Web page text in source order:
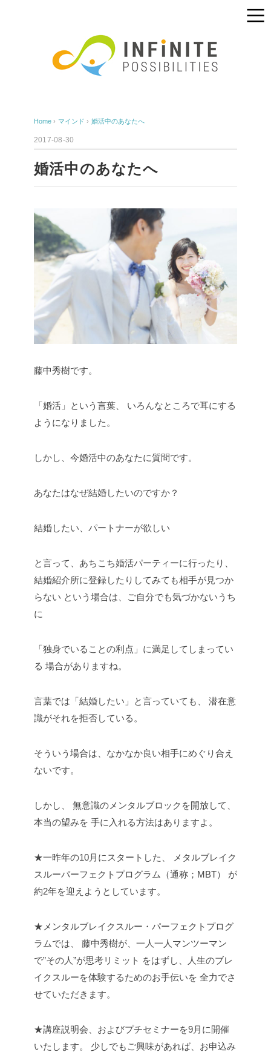
Home › マインド › 婚活中のあなたへ
2017-08-30
婚活中のあなたへ
藤中秀樹です。
「婚活」という言葉、
いろんなところで耳にする
ようになりました。
しかし、今婚活中のあなたに質問です。
あなたはなぜ結婚したいのですか？
結婚したい、パートナーが欲しい
と言って、あちこち婚活パーティーに行ったり、
結婚紹介所に登録したりしてみても相手が見つか
らない という場合は、ご自分でも気づかないうち
に
「独身でいることの利点」に満足してしまってい
る 場合がありますね。
言葉では「結婚したい」と言っていても、
潜在意
識がそれを拒否している。
そういう場合は、なかなか良い相手にめぐり合え
ないです。
しかし、
無意識のメンタルブロックを開放して、
本当の望みを 手に入れる方法はありますよ。
★一昨年の10月にスタートした、
メタルブレイク
スルーパーフェクトプログラム（通称；MBT）
が
約2年を迎えようとしています。
★メンタルブレイクスルー・パーフェクトプログ
ラムでは、
藤中秀樹が、一人一人マンツーマン
で”その人”が思考リミット をはずし、人生のブレ
イクスルーを体験するためのお手伝いを 全力でさ
せていただきます。
★講座説明会、およびプチセミナーを9月に開催
いたします。
少しでもご興味があれば、お申込み